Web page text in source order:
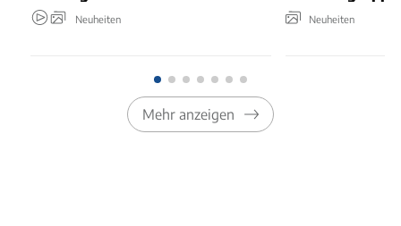
Neuheiten Neuheiten
Mehr anzeigen